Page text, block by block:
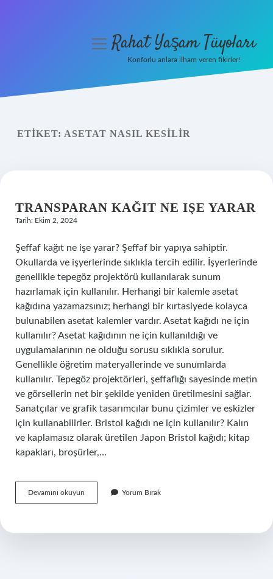
Yasal Uyarı
menüyüRahat Yaşam Tüyoları
Konforlu anlara ilham veren fikirler!
ETIKET: ASETAT NASIL KESILIR
TRANSPARAN KAĞIT NE IŞE YARAR
Tarih: Ekim 2, 2024
Şeffaf kağıt ne işe yarar? Şeffaf bir yapıya sahiptir.
Okullarda ve işyerlerinde sıklıkla tercih edilir. İşyerlerinde
genellikle tepegöz projektörü kullanılarak sunum
hazırlamak için kullanılır. Herhangi bir kalemle asetat
kağıdına yazamazsınız; herhangi bir kırtasiyede kolayca
bulunabilen asetat kalemler vardır. Asetat kağıdı ne için
kullanılır? Asetat kağıdının ne için kullanıldığı ve
uygulamalarının ne olduğu sorusu sıklıkla sorulur.
Genellikle öğretim materyallerinde ve sunumlarda
kullanılır. Tepegöz projektörleri, şeffaflığı sayesinde metin
ve görsellerin net bir şekilde yeniden üretilmesini sağlar.
Sanatçılar ve grafik tasarımcılar bunu çizimler ve eskizler
için kullanabilirler. Bristol kağıdı ne için kullanılır? Kalın
ve kaplamasız olarak üretilen Japon Bristol kağıdı; kitap
kapakları, broşürler,…
Devamını okuyun Transparan
Kağıt
Yarar
Yorum Bırak